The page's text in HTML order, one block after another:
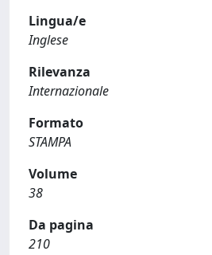
Lingua/e
Inglese
Rilevanza
Internazionale
Formato
STAMPA
Volume
38
Da pagina
210